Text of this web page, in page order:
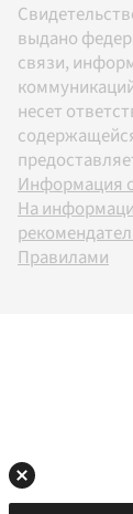
выдано
связи,
несет
Информация
На
Правилами